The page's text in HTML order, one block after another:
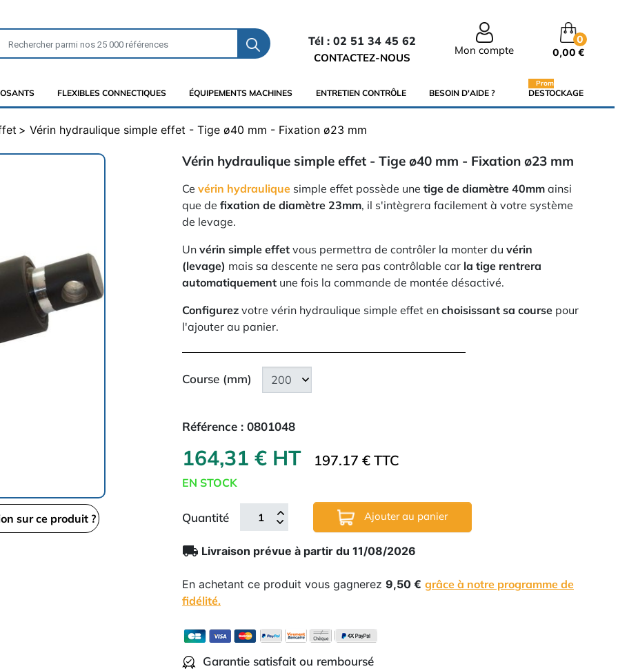
Tél : 02 51 34 45 62
CONTACTEZ-NOUS
Mon compte
0
0,00 €
FLEXIBLES CONNECTIQUES ÉQUIPEMENTS MACHINES ENTRETIEN CONTRÔLE BESOIN D'AIDE ? DESTOCKAGE
Promo
Vérin hydraulique simple effet - Tige ø40 mm - Fixation ø23 mm
sur ce produit ?
Vérin hydraulique simple effet - Tige ø40 mm - Fixation ø23 mm
Ce vérin hydraulique simple effet possède une tige de diamètre 40mm ainsi
que de fixation de diamètre 23mm, il s'intègrera facilement à votre système
de levage.
Un vérin simple effet vous permettra de contrôler la monter du vérin
(levage) mais sa descente ne sera pas contrôlable car la tige rentrera
automatiquement une fois la commande de montée désactivé.
Configurez votre vérin hydraulique simple effet en choisissant sa course pour
l'ajouter au panier.
Course (mm)
Référence : 0801048
164,31 € HT 197.17 € TTC
EN STOCK
Quantité Ajouter au panier
local_shipping Livraison prévue à partir du 11/08/2026
En achetant ce produit vous gagnerez 9,50 € grâce à notre programme de
fidélité.
Garantie satisfait ou remboursé